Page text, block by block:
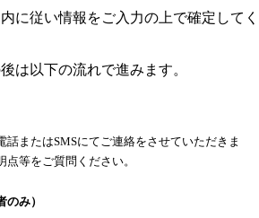
に従い情報をご入力の上で確定してく
は以下の流れで進みます。
話またはSMSにてご連絡をさせていただきま
等をご質問ください。
み）